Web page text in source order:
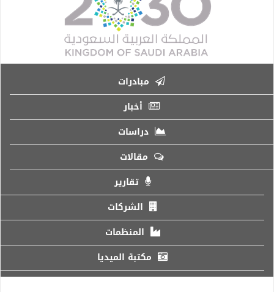
مبادرات
أخبار
دراسات
مقالات
تقارير
الشركات
المنظمات
مكتبة الميديا